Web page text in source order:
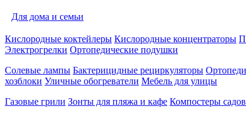
Для дома и семьи
Кислородные коктейлеры Кислородные концентраторы
Электрогрелки Ортопедические подушки
Солевые лампы Бактерицидные рециркуляторы
хозблоки Уличные обогреватели Мебель для улицы
Газовые грили Зонты для пляжа и кафе Компостеры